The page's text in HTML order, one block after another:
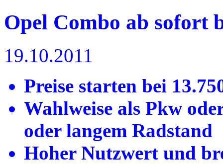
Opel Combo ab sofort
19.10.2011
Preise starten bei
Wahlweise als Pkw
oder langem Radstand
Hoher Nutzwert und